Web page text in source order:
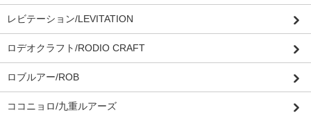
レビテーション/LEVITATION
ロデオクラフト/RODIO CRAFT
ロブルアー/ROB
ココニョロ/九重ルアーズ